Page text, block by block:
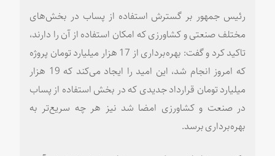
رئیس جمهور بر گسترش استفاده از پساب در بخش‌های
مختلف صنعتی و کشاورزی که امکان استفاده از آن را دارند،
تاکید کرد و گفت: بهره‌برداری از 17 هزار میلیارد تومان پروژه
که امروز انجام شد، این امید را ایجاد می‌کند که 19 هزار
میلیارد تومان قرارداد جدیدی که در بخش استفاده از پساب
در صنعت و کشاورزی امضا شد نیز هر چه سریع‌تر به
بهره‌برداری برسد.